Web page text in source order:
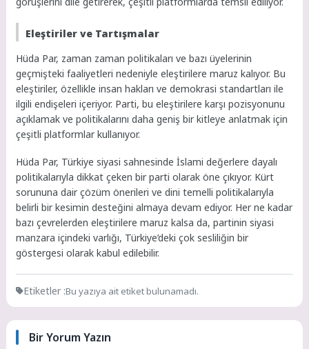
Eleştiriler ve Tartışmalar
Hüda Par, zaman zaman politikaları ve bazı üyelerinin
geçmişteki faaliyetleri nedeniyle eleştirilere maruz kalıyor. Bu
eleştiriler, özellikle insan hakları ve demokrasi standartları ile
ilgili endişeleri içeriyor. Parti, bu eleştirilere karşı pozisyonunu
açıklamak ve politikalarını daha geniş bir kitleye anlatmak için
çeşitli platformlar kullanıyor.
Hüda Par, Türkiye siyasi sahnesinde İslami değerlere dayalı
politikalarıyla dikkat çeken bir parti olarak öne çıkıyor. Kürt
sorununa dair çözüm önerileri ve dini temelli politikalarıyla
belirli bir kesimin desteğini almaya devam ediyor. Her ne kadar
bazı çevrelerden eleştirilere maruz kalsa da, partinin siyasi
manzara içindeki varlığı, Türkiye’deki çok sesliliğin bir
göstergesi olarak kabul edilebilir.
Etiketler :Bu yazıya ait etiket bulunamadı.
Bir Yorum Yazın